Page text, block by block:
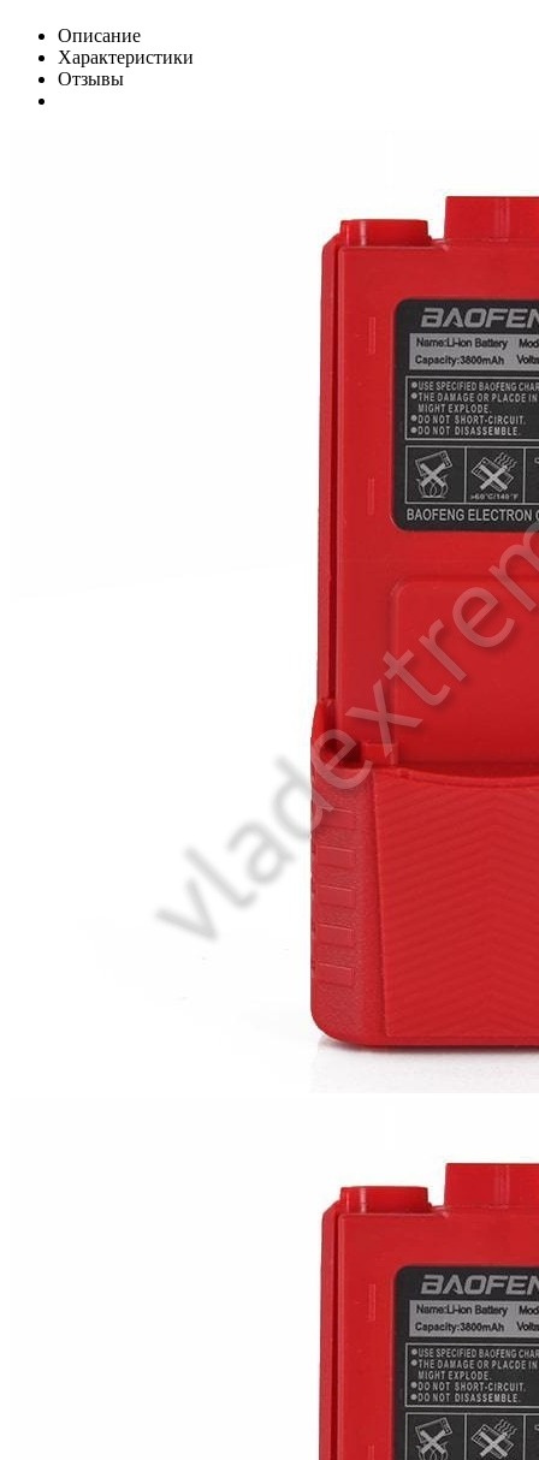
Описание
Характеристики
Отзывы